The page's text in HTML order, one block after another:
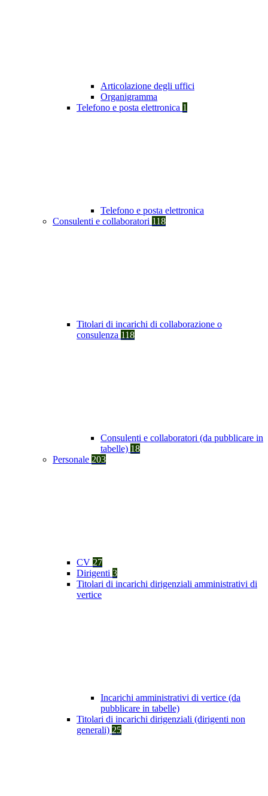
Articolazione degli uffici
Organigramma
Telefono e posta elettronica 1
Telefono e posta elettronica
Consulenti e collaboratori 118
Titolari di incarichi di collaborazione o
consulenza 118
Consulenti e collaboratori (da pubblicare in
tabelle) 18
Personale 203
CV 27
Dirigenti 3
Titolari di incarichi dirigenziali amministrativi di
vertice
Incarichi amministrativi di vertice (da
pubblicare in tabelle)
Titolari di incarichi dirigenziali (dirigenti non
generali) 25